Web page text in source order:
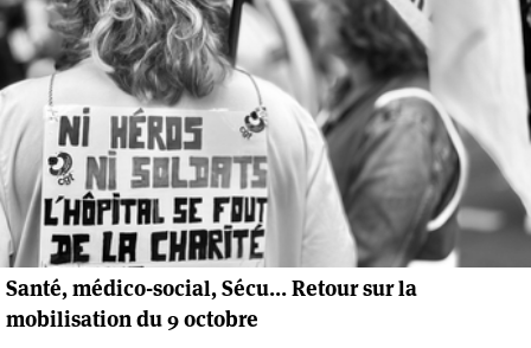
Santé, médico-social, Sécu… Retour sur la
mobilisation du 9 octobre